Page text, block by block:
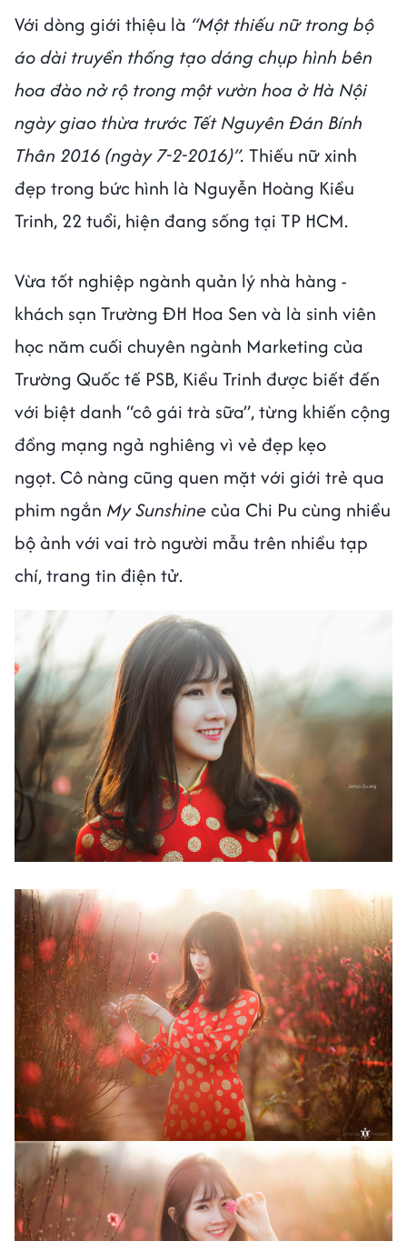
Với dòng giới thiệu là “Một thiếu nữ trong bộ
áo dài truyền thống tạo dáng chụp hình bên
hoa đào nở rộ trong một vườn hoa ở Hà Nội
ngày giao thừa trước Tết Nguyên Đán Bính
Thân 2016 (ngày 7-2-2016)”. Thiếu nữ xinh
đẹp trong bức hình là Nguyễn Hoàng Kiều
Trinh, 22 tuổi, hiện đang sống tại TP HCM.
Vừa tốt nghiệp ngành quản lý nhà hàng -
khách sạn Trường ĐH Hoa Sen và là sinh viên
học năm cuối chuyên ngành Marketing của
Trường Quốc tế PSB, Kiều Trinh được biết đến
với biệt danh “cô gái trà sữa”, từng khiến cộng
đồng mạng ngả nghiêng vì vẻ đẹp kẹo
ngọt. Cô nàng cũng quen mặt với giới trẻ qua
phim ngắn My Sunshinecủa Chi Pu cùng nhiều
bộ ảnh với vai trò người mẫu trên nhiều tạp
chí, trang tin điện tử.